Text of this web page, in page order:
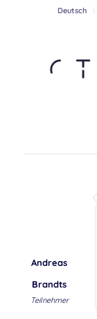
Deutsch
Andreas
Brandts
Teilnehmer